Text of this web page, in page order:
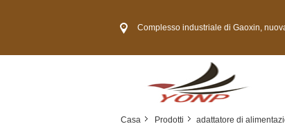
Complesso industriale di Gaoxin, nuova zona di
Casa Prodotti adattatore di